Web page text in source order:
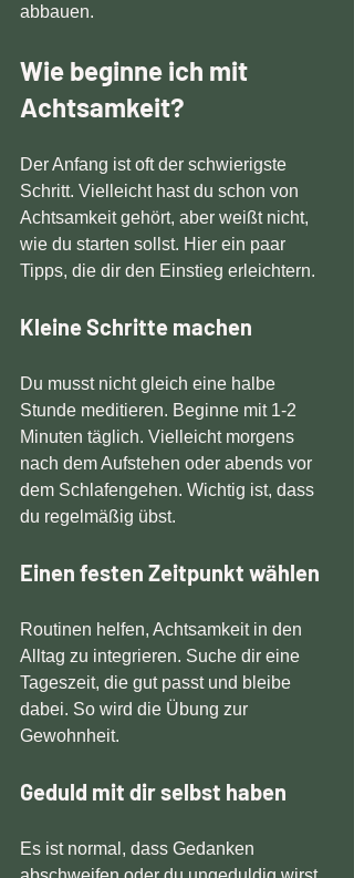
abbauen.
Wie beginne ich mit
Achtsamkeit?
Der Anfang ist oft der schwierigste
Schritt. Vielleicht hast du schon von
Achtsamkeit gehört, aber weißt nicht,
wie du starten sollst. Hier ein paar
Tipps, die dir den Einstieg erleichtern.
Kleine Schritte machen
Du musst nicht gleich eine halbe
Stunde meditieren. Beginne mit 1-2
Minuten täglich. Vielleicht morgens
nach dem Aufstehen oder abends vor
dem Schlafengehen. Wichtig ist, dass
du regelmäßig übst.
Einen festen Zeitpunkt wählen
Routinen helfen, Achtsamkeit in den
Alltag zu integrieren. Suche dir eine
Tageszeit, die gut passt und bleibe
dabei. So wird die Übung zur
Gewohnheit.
Geduld mit dir selbst haben
Es ist normal, dass Gedanken